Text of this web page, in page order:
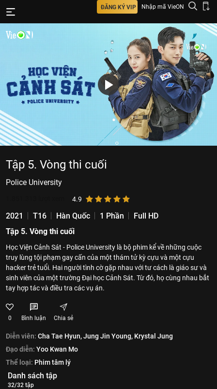
ĐĂNG KÝ VIP Nhập mã VieON
Tập 5. Vòng thi cuối
Police University
4.9
2021 T16 Hàn Quốc 1 Phần
Full HD
Tập 5. Vòng thi cuối
Học Viện Cảnh Sát - Police University là bộ phim kể về những cuộc
truy lùng tội phạm gay cấn của một thám tử kỳ cựu và một cựu
hacker trẻ tuổi. Hai người tình cờ gặp nhau với tư cách là giáo sư và
sinh viên của một trường Đại học Cảnh Sát. Từ đó, họ cùng nhau bắt
tay hợp tác và điều tra các vụ án.
0 Bình luận Chia sẻ
Diễn viên: Cha Tae Hyun,Jung Jin Young, Krystal Jung
Đạo diễn: Yoo Kwan Mo
Thể loại: Phim tâm lý
Danh sách tập
32/32 tập